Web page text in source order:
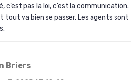
c’est pas la loi, c’est la communication.
tout va bien se passer. Les agents sont
Briers